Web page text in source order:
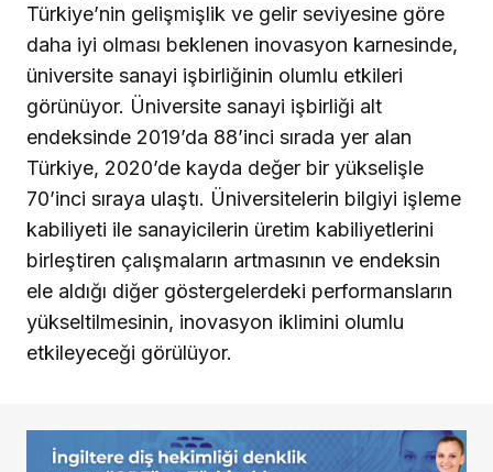
Türkiye’nin gelişmişlik ve gelir seviyesine göre
daha iyi olması beklenen inovasyon karnesinde,
üniversite sanayi işbirliğinin olumlu etkileri
görünüyor. Üniversite sanayi işbirliği alt
endeksinde 2019’da 88’inci sırada yer alan
Türkiye, 2020’de kayda değer bir yükselişle
70’inci sıraya ulaştı. Üniversitelerin bilgiyi işleme
kabiliyeti ile sanayicilerin üretim kabiliyetlerini
birleştiren çalışmaların artmasının ve endeksin
ele aldığı diğer göstergelerdeki performansların
yükseltilmesinin, inovasyon iklimini olumlu
etkileyeceği görülüyor.